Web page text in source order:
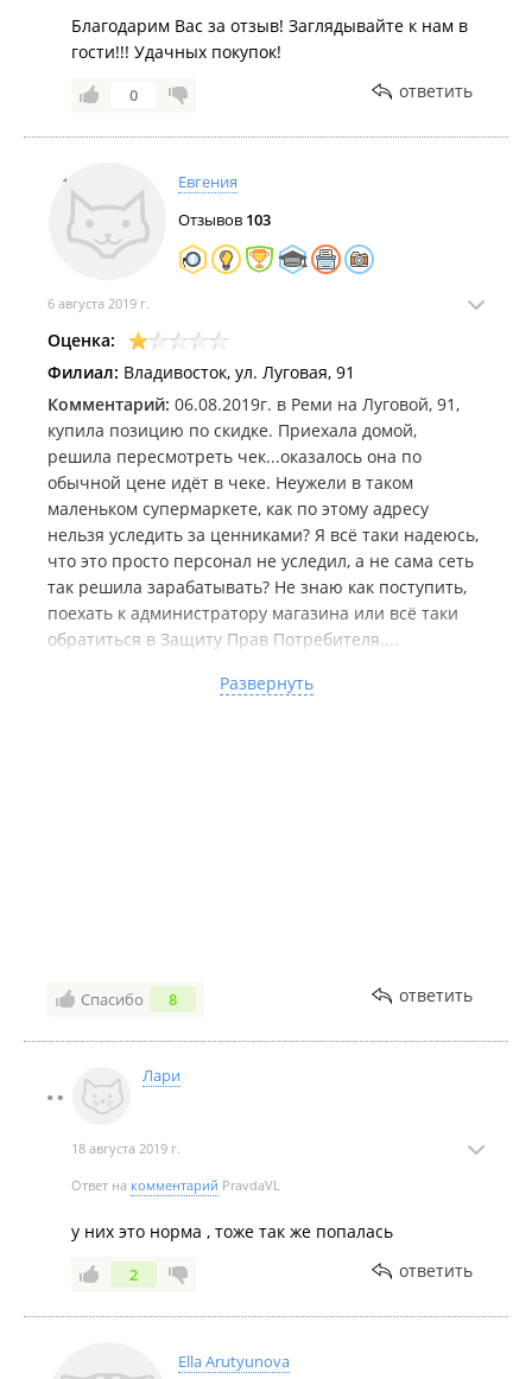
Благодарим Вас за отзыв! Заглядывайте к нам в
гости!!! Удачных покупок!
0 ответить
Евгения
Отзывов 103
6 августа 2019 г.
Оценка:
Филиал: Владивосток, ул. Луговая, 91
Комментарий: 06.08.2019г. в Реми на Луговой, 91,
купила позицию по скидке. Приехала домой,
решила пересмотреть чек...оказалось она по
обычной цене идёт в чеке. Неужели в таком
маленьком супермаркете, как по этому адресу
нельзя уследить за ценниками? Я всё таки надеюсь,
что это просто персонал не уследил, а не сама сеть
так решила зарабатывать? Не знаю как поступить,
поехать к администратору магазина или всё таки
обратиться в Защиту Прав Потребителя....
Мошенничество с ценниками,
Развернуть
Спасибо 8 ответить
Лари
18 августа 2019 г.
Ответ на комментарий PravdaVL
у них это норма , тоже так же попалась
2 ответить
Ella Arutyunova